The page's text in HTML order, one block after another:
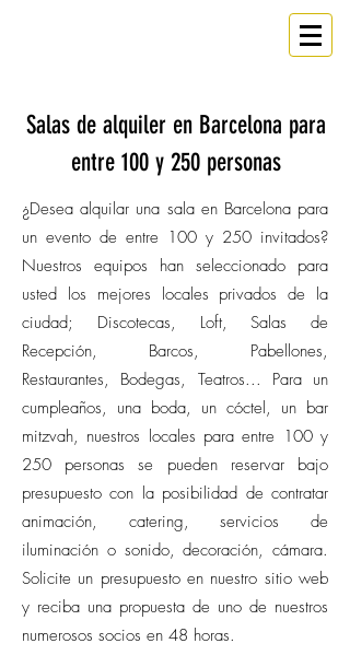
Salas de alquiler en Barcelona para
entre 100 y 250 personas
¿Desea alquilar una sala en Barcelona para
un evento de entre 100 y 250 invitados?
Nuestros equipos han seleccionado para
usted los mejores locales privados de la
ciudad; Discotecas, Loft, Salas de
Recepción, Barcos, Pabellones,
Restaurantes, Bodegas, Teatros... Para un
cumpleaños, una boda, un cóctel, un bar
mitzvah, nuestros locales para entre 100 y
250 personas se pueden reservar bajo
presupuesto con la posibilidad de contratar
animación, catering, servicios de
iluminación o sonido, decoración, cámara.
Solicite un presupuesto en nuestro sitio web
y reciba una propuesta de uno de nuestros
numerosos socios en 48 horas.